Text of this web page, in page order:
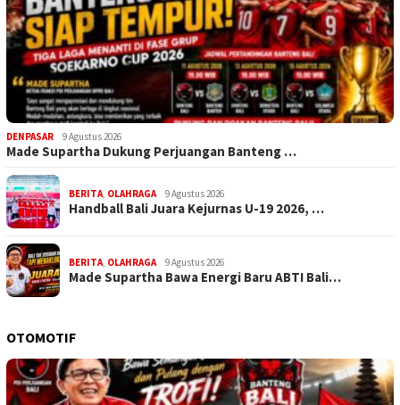
DENPASAR 9 Agustus 2026
Made Supartha Dukung Perjuangan Banteng …
BERITA OLAHRAGA 9 Agustus 2026
Handball Bali Juara Kejurnas U-19 2026, …
BERITA OLAHRAGA 9 Agustus 2026
Made Supartha Bawa Energi Baru ABTI Bali…
OTOMOTIF